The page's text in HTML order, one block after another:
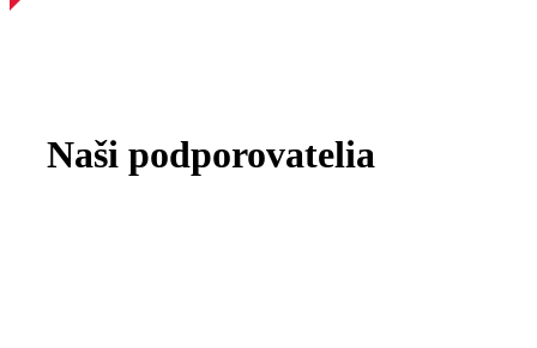
Naši podporovatelia